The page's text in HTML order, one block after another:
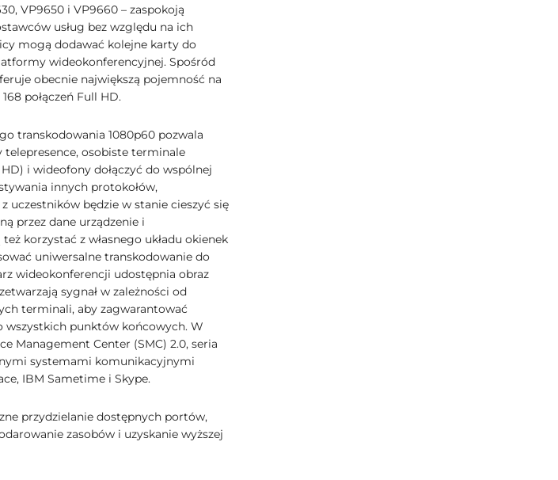
VP9650 i VP9660 – zaspokoją
usług bez względu na ich
mogą dodawać kolejne karty do
wideokonferencyjnej. Spośród
obecnie największą pojemność na
połączeń Full HD.
transkodowania 1080p60 pozwala
osobiste terminale
i wideofony dołączyć do wspólnej
innych protokołów,
uczestników będzie w stanie cieszyć się
przez dane urządzenie i
korzystać z własnego układu okienek
uniwersalne transkodowanie do
wideokonferencji udostępnia obraz
sygnał w zależności od
terminali, aby zagwarantować
punktów końcowych. W
Management Center (SMC) 2.0, seria
systemami komunikacyjnymi
IBM Sametime i Skype.
przydzielanie dostępnych portów,
zasobów i uzyskanie wyższej